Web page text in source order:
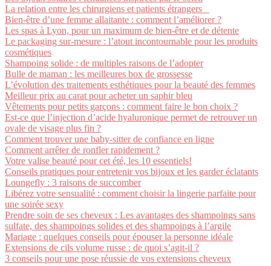
La relation entre les chirurgiens et patients étrangers
Bien-être d’une femme allaitante : comment l’améliorer ?
Les spas à Lyon, pour un maximum de bien-être et de détente
Le packaging sur-mesure : l’atout incontournable pour les produits
cosmétiques
Shampoing solide : de multiples raisons de l’adopter
Bulle de maman : les meilleures box de grossesse
L’évolution des traitements esthétiques pour la beauté des femmes
Meilleur prix au carat pour acheter un saphir bleu
Vêtements pour petits garçons : comment faire le bon choix ?
Est-ce que l’injection d’acide hyaluronique permet de retrouver un
ovale de visage plus fin ?
Comment trouver une baby-sitter de confiance en ligne
Comment arrêter de ronfler rapidement ?
Votre valise beauté pour cet été, les 10 essentiels!
Conseils pratiques pour entretenir vos bijoux et les garder éclatants
Loungefly : 3 raisons de succomber
Libérez votre sensualité : comment choisir la lingerie parfaite pour
une soirée sexy
Prendre soin de ses cheveux : Les avantages des shampoings sans
sulfate, des shampoings solides et des shampoings à l’argile
Mariage : quelques conseils pour épouser la personne idéale
Extensions de cils volume russe : de quoi s’agit-il ?
3 conseils pour une pose réussie de vos extensions cheveux